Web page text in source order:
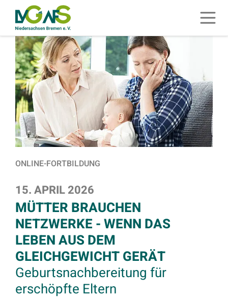
ZUM HAUPTINHALT SPRINGEN
ZUR SUCHE SPRINGEN
ONLINE-FORTBILDUNG
15. APRIL 2026
MÜTTER BRAUCHEN
NETZWERKE - WENN DAS
LEBEN AUS DEM
GLEICHGEWICHT GERÄT
Geburtsnachbereitung für
erschöpfte Eltern